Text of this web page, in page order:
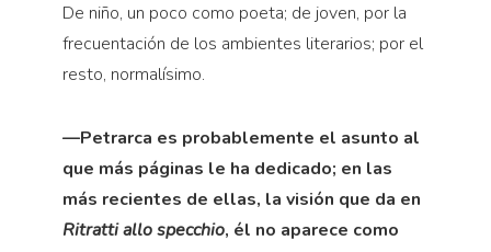
De niño, un poco como poeta; de joven, por la
frecuentación de los ambientes literarios; por el
resto, normalísimo.
—Petrarca es probablemente el asunto al
que más páginas le ha dedicado; en las
más recientes de ellas, la visión que da en
Ritratti allo specchio, él no aparece como